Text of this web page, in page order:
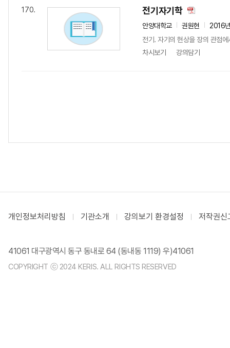
170. 전기자기학
안양대학교 권원현
2016
전기. 자기의 현상을 장의 관점
차시보기
강의담기
개인정보처리방침 기관소개 강의보기 환경설정 저작권신
41061 대구광역시 동구 동내로 64 (동내동 1119) 우)41061
COPYRIGHT ⓒ 2024 KERIS. ALL RIGHTS RESERVED